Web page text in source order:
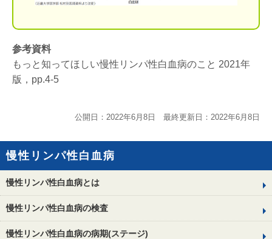
参考資料
もっと知ってほしい慢性リンパ性白血病のこと 2021年
版，pp.4-5
公開日：2022年6月8日 最終更新日：2022年6月8日
慢性リンパ性白血病
慢性リンパ性白血病とは
慢性リンパ性白血病の検査
慢性リンパ性白血病の病期(ステージ)